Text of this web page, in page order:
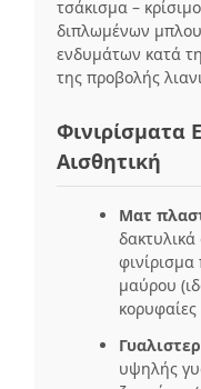
τσάκισμα –
διπλωμένων
ενδυμάτων κατά
της προβολής
Φινιρίσματα
Αισθητική
Ματ
μαύρου
υψηλής